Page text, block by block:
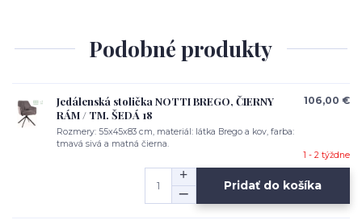
Podobné produkty
Jedálenská stolička NOTTI BREGO, ČIERNY
RÁM / TM. ŠEDÁ 18
Rozmery: 55x45x83 cm, materiál: látka Brego a kov, farba:
tmavá sivá a matná čierna.
106,00 €
1 - 2 týždne
Pridať do košíka